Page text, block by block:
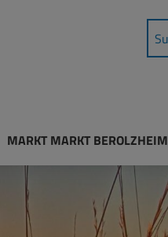
MARKT MARKT BEROLZHEIM